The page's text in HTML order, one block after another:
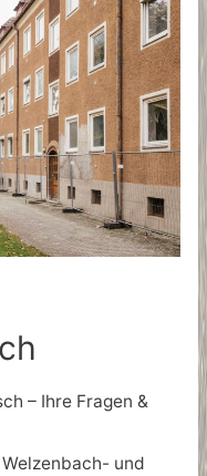
– Ihre Fragen &
und